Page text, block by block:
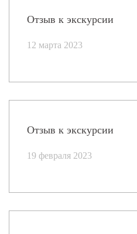
Отзыв к экскурсии
12 марта 2023
Отзыв к экскурсии
19 февраля 2023